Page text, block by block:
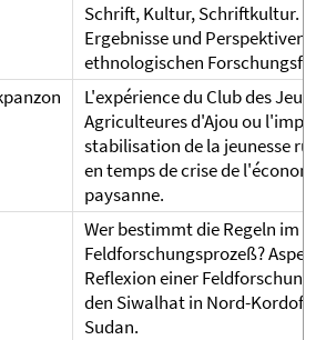
Schrift, Kultur, Schriftkultur.
Ergebnisse und Perspektiven
ethnologischen
L'expérience du Club des
Agriculteures d'Ajou ou
stabilisation de la jeunesse
en temps de crise de
paysanne.
Wer bestimmt die Regeln im
Feldforschungsprozeß?
Reflexion einer Feldforschung
den Siwalhat in Nord-
Sudan.